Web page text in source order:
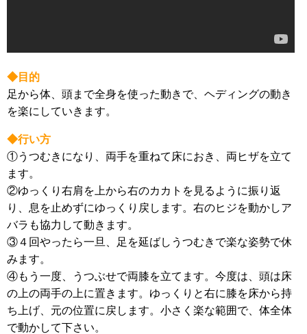
◆目的
足から体、頭まで全身を使った動きで、ヘディングの動き
を楽にしていきます。
◆行い方
①うつむきになり、両手を重ねて床におき、両ヒザを立て
ます。
②ゆっくり右肩を上から右のカカトを見るように振り返
り、息を止めずにゆっくり戻します。右のヒジを動かしア
バラも協力して動きます。
③４回やったら一旦、足を延ばしうつむきで楽な姿勢で休
みます。
④もう一度、うつぶせで両膝を立てます。今度は、頭は床
の上の両手の上に置きます。ゆっくりと右に膝を床から持
ち上げ、元の位置に戻します。小さく楽な範囲で、体全体
で動かして下さい。